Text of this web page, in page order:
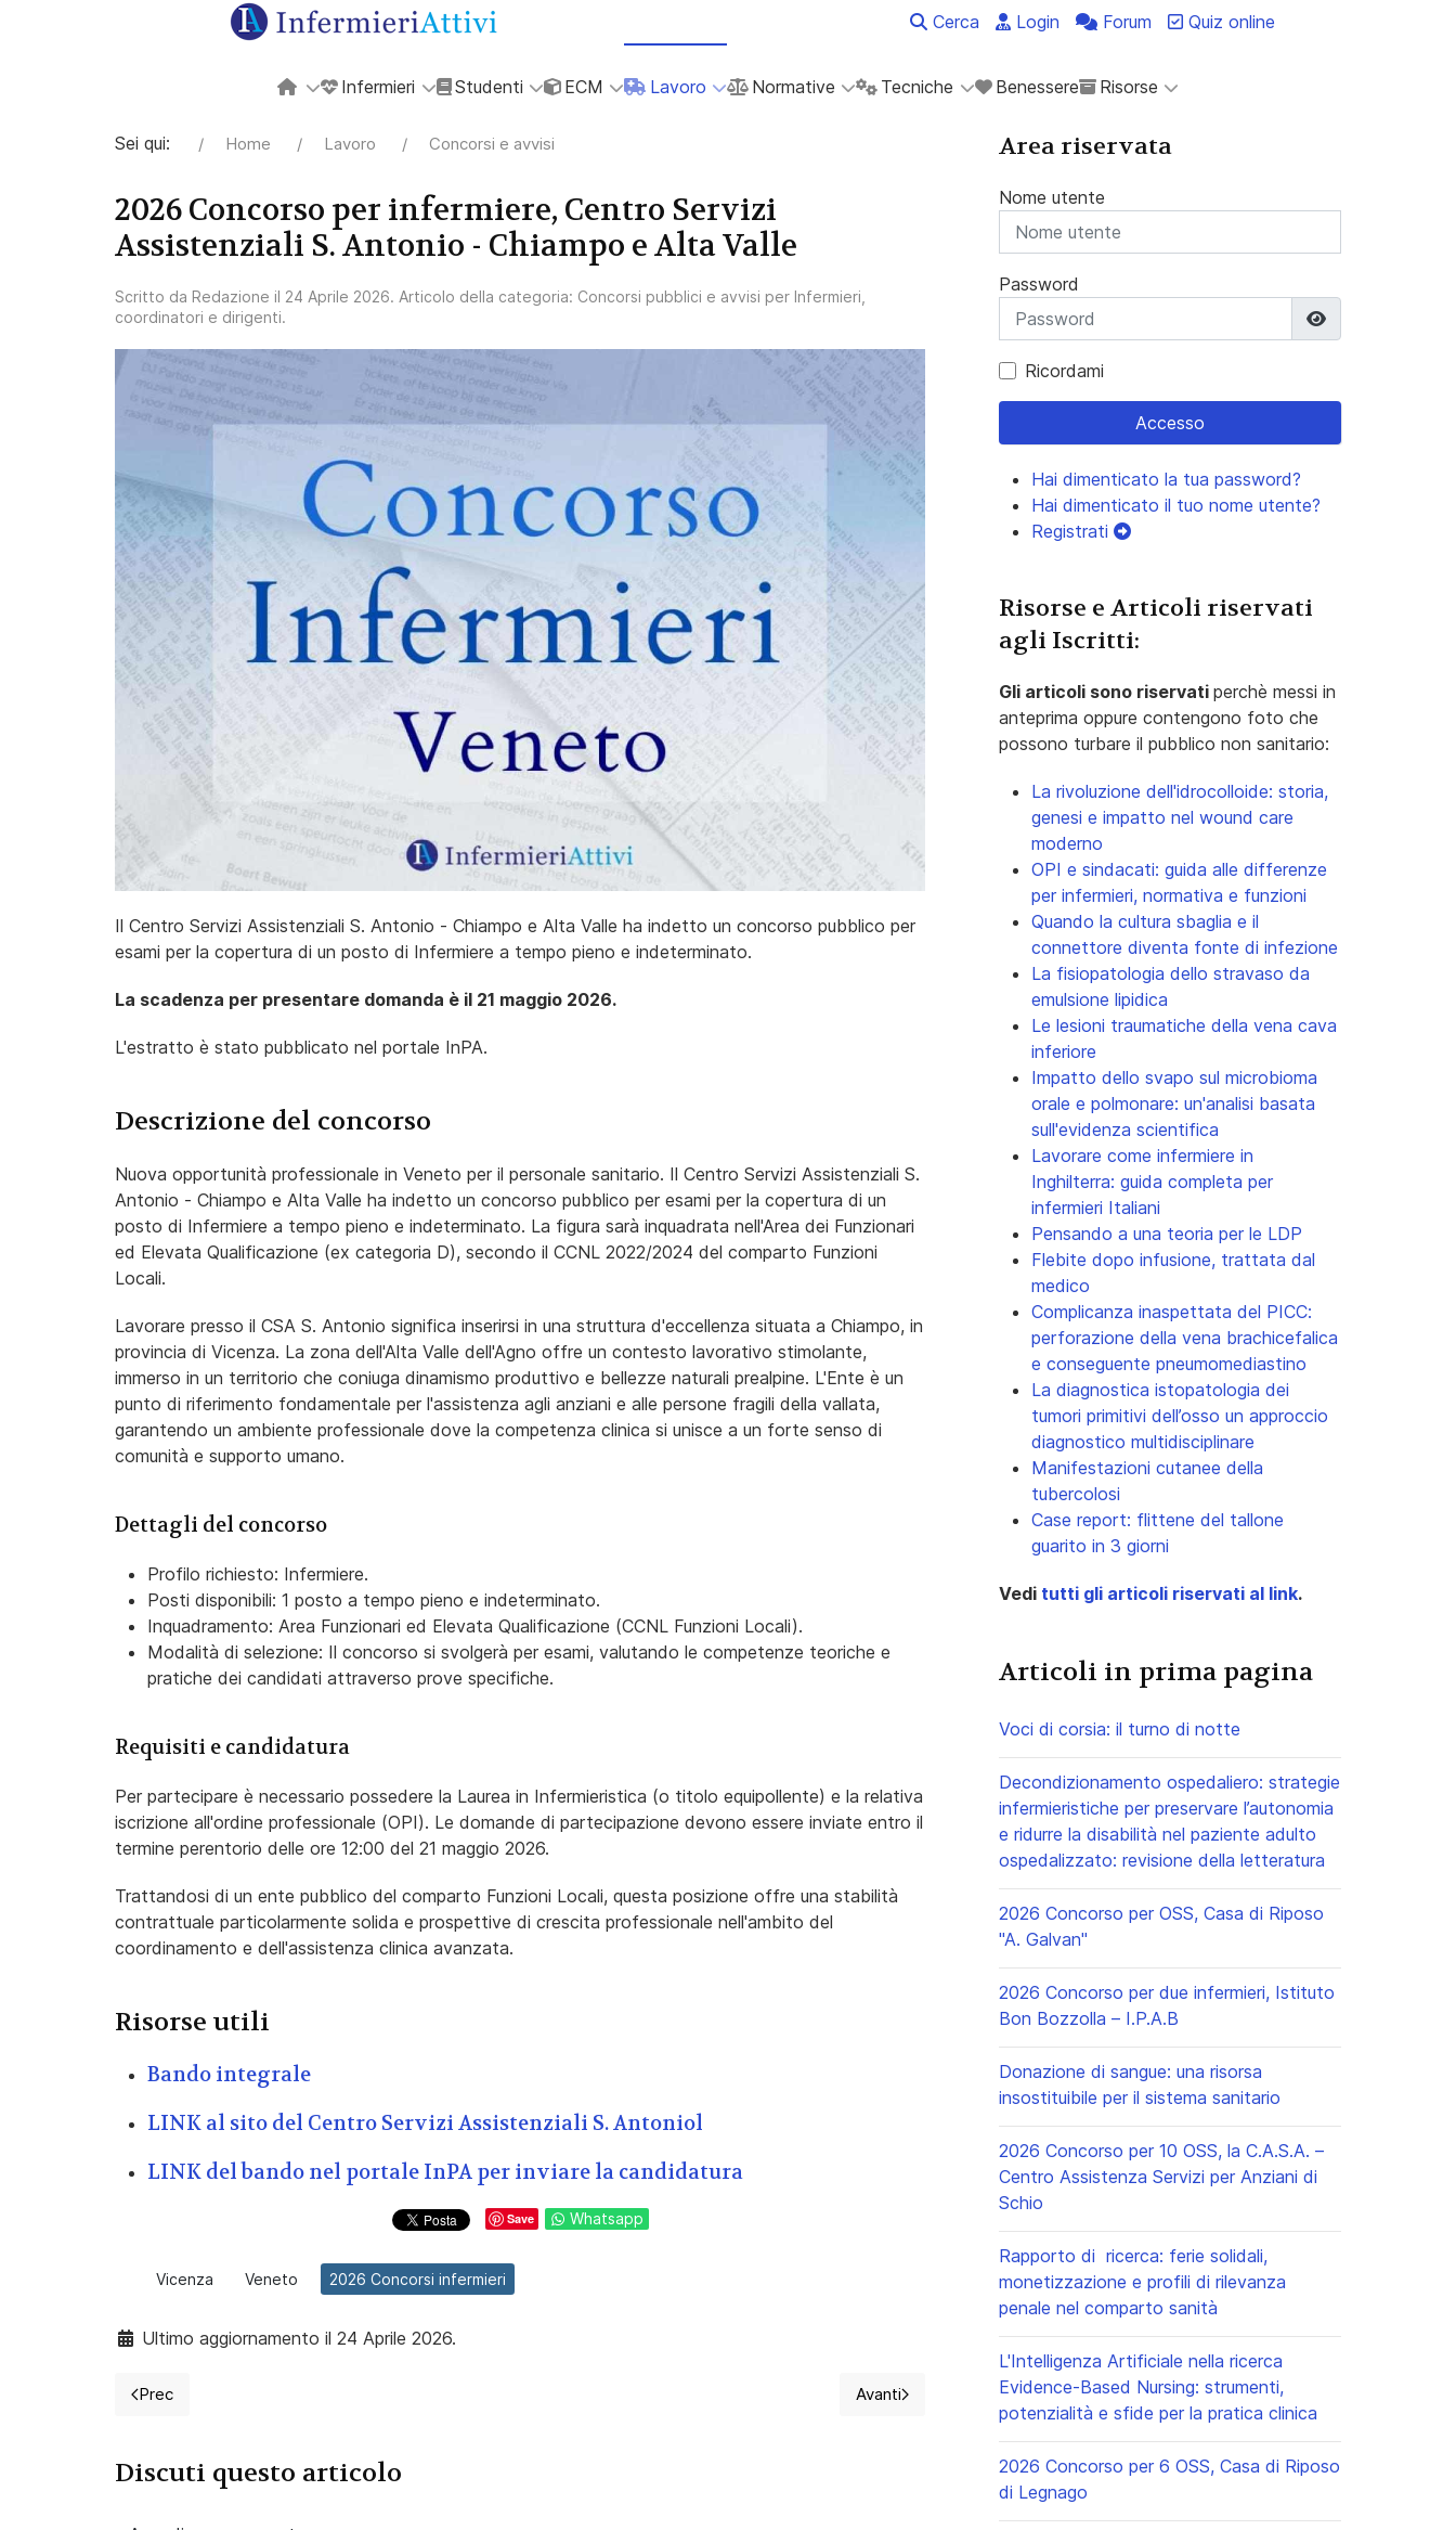
Cerca Login Forum Quiz online
Infermieri Studenti ECM Lavoro Normative Tecniche Benessere Risorse
Sei qui: Home Lavoro Concorsi e avvisi
2026 Concorso per infermiere, Centro Servizi
Assistenziali S. Antonio - Chiampo e Alta Valle
Scritto da Redazione il 24 Aprile 2026. Articolo della categoria: Concorsi pubblici e avvisi per Infermieri,
coordinatori e dirigenti.
Il Centro Servizi Assistenziali S. Antonio - Chiampo e Alta Valle ha indetto un concorso pubblico per
esami per la copertura di un posto di Infermiere a tempo pieno e indeterminato.
La scadenza per presentare domanda è il 21 maggio 2026.
L'estratto è stato pubblicato nel portale InPA.
Descrizione del concorso
Nuova opportunità professionale in Veneto per il personale sanitario. Il Centro Servizi Assistenziali S.
Antonio - Chiampo e Alta Valle ha indetto un concorso pubblico per esami per la copertura di un
posto di Infermiere a tempo pieno e indeterminato. La figura sarà inquadrata nell'Area dei Funzionari
ed Elevata Qualificazione (ex categoria D), secondo il CCNL 2022/2024 del comparto Funzioni
Locali.
Lavorare presso il CSA S. Antonio significa inserirsi in una struttura d'eccellenza situata a Chiampo, in
provincia di Vicenza. La zona dell'Alta Valle dell'Agno offre un contesto lavorativo stimolante,
immerso in un territorio che coniuga dinamismo produttivo e bellezze naturali prealpine. L'Ente è un
punto di riferimento fondamentale per l'assistenza agli anziani e alle persone fragili della vallata,
garantendo un ambiente professionale dove la competenza clinica si unisce a un forte senso di
comunità e supporto umano.
Dettagli del concorso
Profilo richiesto: Infermiere.
Posti disponibili: 1 posto a tempo pieno e indeterminato.
Inquadramento: Area Funzionari ed Elevata Qualificazione (CCNL Funzioni Locali).
Modalità di selezione: Il concorso si svolgerà per esami, valutando le competenze teoriche e
pratiche dei candidati attraverso prove specifiche.
Requisiti e candidatura
Per partecipare è necessario possedere la Laurea in Infermieristica (o titolo equipollente) e la relativa
iscrizione all'ordine professionale (OPI). Le domande di partecipazione devono essere inviate entro il
termine perentorio delle ore 12:00 del 21 maggio 2026.
Trattandosi di un ente pubblico del comparto Funzioni Locali, questa posizione offre una stabilità
contrattuale particolarmente solida e prospettive di crescita professionale nell'ambito del
coordinamento e dell'assistenza clinica avanzata.
Risorse utili
Bando integrale
LINK al sito del Centro Servizi Assistenziali S. Antoniol
LINK del bando nel portale InPA per inviare la candidatura
Save Whatsapp
Vicenza Veneto 2026 Concorsi infermieri
Ultimo aggiornamento il 24 Aprile 2026.
Articolo precedente: 2026 Concorso per infermieri, Azienda Sanitaria Territoriale di Macerata
Prec Articolo successivo: 2026 Concorso per un posto infermiere, personale ATA
Avanti
Discuti questo articolo
Area riservata
Nome utente
Password
Ricordami
Accesso
Hai dimenticato la tua password?
Hai dimenticato il tuo nome utente?
Registrati
Risorse e Articoli riservati
agli Iscritti:
Gli articoli sono riservati perchè messi in
anteprima oppure contengono foto che
possono turbare il pubblico non sanitario:
La rivoluzione dell'idrocolloide: storia,
genesi e impatto nel wound care
moderno
OPI e sindacati: guida alle differenze
per infermieri, normativa e funzioni
Quando la cultura sbaglia e il
connettore diventa fonte di infezione
La fisiopatologia dello stravaso da
emulsione lipidica
Le lesioni traumatiche della vena cava
inferiore
Impatto dello svapo sul microbioma
orale e polmonare: un'analisi basata
sull'evidenza scientifica
Lavorare come infermiere in
Inghilterra: guida completa per
infermieri Italiani
Pensando a una teoria per le LDP
Flebite dopo infusione, trattata dal
medico
Complicanza inaspettata del PICC:
perforazione della vena brachicefalica
e conseguente pneumomediastino
La diagnostica istopatologia dei
tumori primitivi dell’osso un approccio
diagnostico multidisciplinare
Manifestazioni cutanee della
tubercolosi
Case report: flittene del tallone
guarito in 3 giorni
Vedi tutti gli articoli riservati al link.
Articoli in prima pagina
Voci di corsia: il turno di notte
Decondizionamento ospedaliero: strategie
infermieristiche per preservare l’autonomia
e ridurre la disabilità nel paziente adulto
ospedalizzato: revisione della letteratura
2026 Concorso per OSS, Casa di Riposo
"A. Galvan"
2026 Concorso per due infermieri, Istituto
Bon Bozzolla – I.P.A.B
Donazione di sangue: una risorsa
insostituibile per il sistema sanitario
2026 Concorso per 10 OSS, la C.A.S.A. –
Centro Assistenza Servizi per Anziani di
Schio
Rapporto di ricerca: ferie solidali,
monetizzazione e profili di rilevanza
penale nel comparto sanità
L'Intelligenza Artificiale nella ricerca
Evidence-Based Nursing: strumenti,
potenzialità e sfide per la pratica clinica
2026 Concorso per 6 OSS, Casa di Riposo
di Legnago